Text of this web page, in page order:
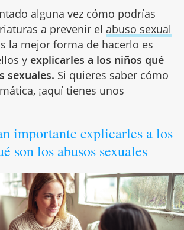
alguna vez cómo podrías
a prevenir el abuso sexual
la mejor forma de hacerlo es
yexplicarles a los niños qué
sexuales. Si quieres saber cómo
¡aquí tienes unos
importante explicarles a los
son los abusos sexuales